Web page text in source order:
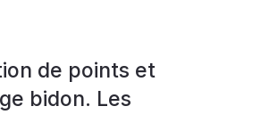
de points et
bidon. Les